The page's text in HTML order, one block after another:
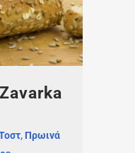
, Πρωινά